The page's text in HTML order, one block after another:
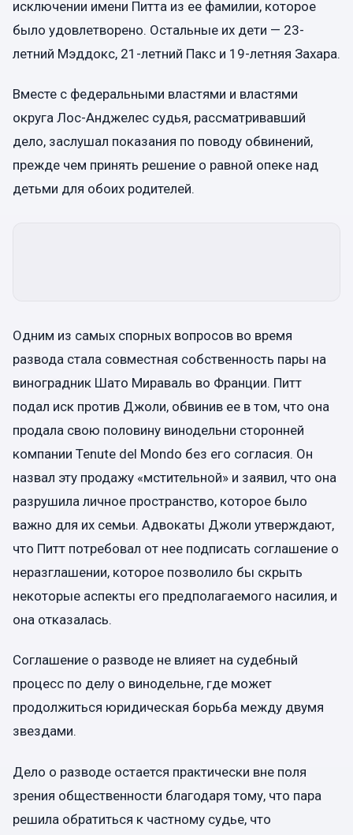
исключении имени Питта из ее фамилии, которое
было удовлетворено. Остальные их дети — 23-
летний Мэддокс, 21-летний Пакс и 19-летняя Захара.
Вместе с федеральными властями и властями
округа Лос-Анджелес судья, рассматривавший
дело, заслушал показания по поводу обвинений,
прежде чем принять решение о равной опеке над
детьми для обоих родителей.
Одним из самых спорных вопросов во время
развода стала совместная собственность пары на
виноградник Шато Мираваль во Франции. Питт
подал иск против Джоли, обвинив ее в том, что она
продала свою половину винодельни сторонней
компании Tenute del Mondo без его согласия. Он
назвал эту продажу «мстительной» и заявил, что она
разрушила личное пространство, которое было
важно для их семьи. Адвокаты Джоли утверждают,
что Питт потребовал от нее подписать соглашение о
неразглашении, которое позволило бы скрыть
некоторые аспекты его предполагаемого насилия, и
она отказалась.
Соглашение о разводе не влияет на судебный
процесс по делу о винодельне, где может
продолжиться юридическая борьба между двумя
звездами.
Дело о разводе остается практически вне поля
зрения общественности благодаря тому, что пара
решила обратиться к частному судье, что